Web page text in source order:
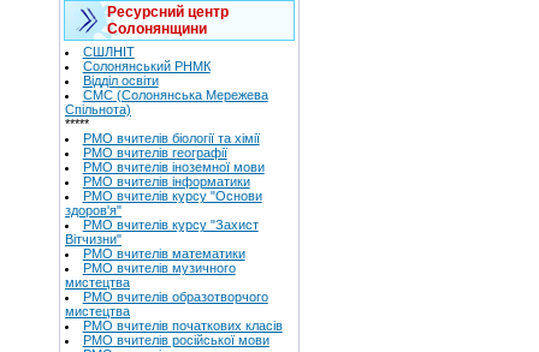
Ресурсний центр
Солонянщини
СШЛНІТ
Солонянський РНМК
Відділ освіти
СМС (Солонянська Мережева
Спільнота)
*****
РМО вчителів біології та хімії
РМО вчителів географії
РМО вчителів іноземної мови
РМО вчителів інформатики
РМО вчителів курсу "Основи
здоров'я"
РМО вчителів курсу "Захист
Вітчизни"
РМО вчителів математики
РМО вчителів музичного
мистецтва
РМО вчителів образотворчого
мистецтва
РМО вчителів початкових класів
РМО вчителів російської мови